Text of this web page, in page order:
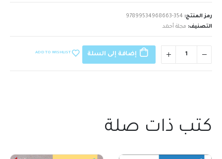
رمز المنتج: 97899534968663-354
التصنيف: مجلة أحمد
إضافة إلى السلة ADD TO WISHLIST
كتب ذات صلة